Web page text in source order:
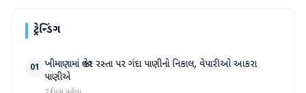
ટ્રેન્ડિંગ
01 ખીમાણામાં જાહેર રસ્તા પર ગંદા પાણીનો નિકાલ, વેપારીઓ આકરા
પાણીએ